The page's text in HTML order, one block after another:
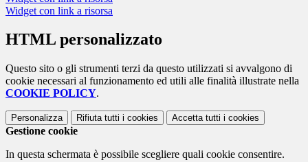
Widget con link a risorsa
HTML personalizzato
Questo sito o gli strumenti terzi da questo utilizzati si avvalgono di
cookie necessari al funzionamento ed utili alle finalità illustrate nella
COOKIE POLICY.
Personalizza Rifiuta tutti i cookies Accetta tutti i cookies
Gestione cookie
In questa schermata è possibile scegliere quali cookie consentire.